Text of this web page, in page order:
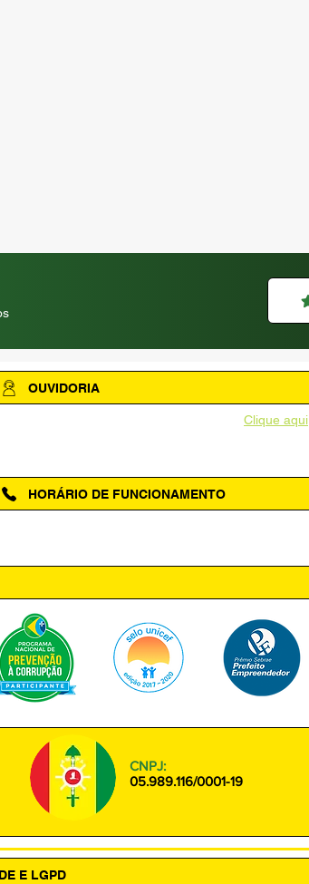
Clique aqui
OUVIDORIA
HORÁRIO DE FUNCIONAMENTO
CNPJ:
05.989.116/0001-19
E LGPD